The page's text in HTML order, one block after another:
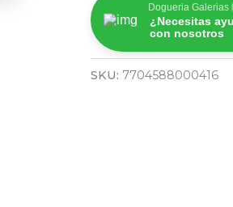
Dogueria Galerias
¿Necesitas
con nosotros
SKU: 7704588000416